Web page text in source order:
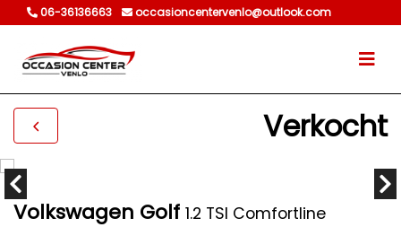
06-36136663 occasioncentervenlo@outlook.com
Verkocht
Volkswagen Golf 1.2 TSI Comfortline